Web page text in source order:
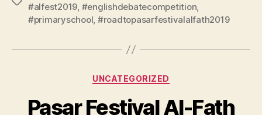
#alfest2019 #englishdebatecompetition
#primaryschool #roadtopasarfestivalalfath2019
UNCATEGORIZED
Pasar Festival Al-Fath